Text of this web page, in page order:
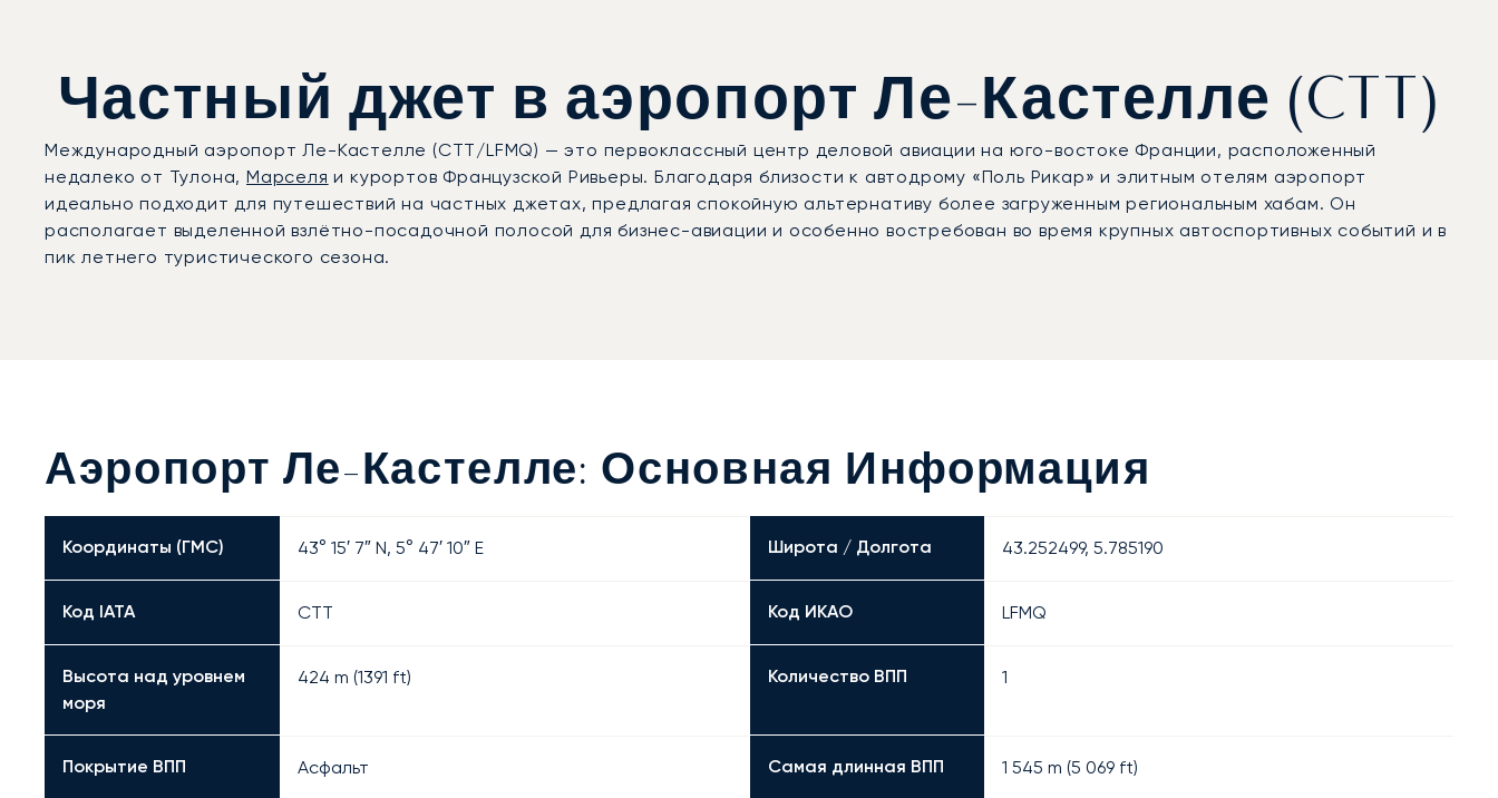
Частный джет в аэропорт Ле-Кастелле (CTT)
Международный аэропорт Ле-Кастелле (CTT/LFMQ) — это первоклассный центр деловой авиации на юго-востоке Франции, расположенный
недалеко от Тулона,Марселя и курортов Французской Ривьеры. Благодаря близости к автодрому «Поль Рикар» и элитным отелям аэропорт
идеально подходит для путешествий на частных джетах, предлагая спокойную альтернативу более загруженным региональным хабам. Он
располагает выделенной взлётно-посадочной полосой для бизнес-авиации и особенно востребован во время крупных автоспортивных событий и в
пик летнего туристического сезона.
Аэропорт Ле-Кастелле: Основная Информация
Координаты (ГМС) 43° 15′ 7″ N, 5° 47′ 10″ E Широта / Долгота 43.252499, 5.785190
Код IATA CTT Код ИКАО LFMQ
Высота над уровнем
моря
424 m (1391 ft) Количество ВПП 1
Покрытие ВПП Асфальт Самая длинная ВПП 1 545 m (5 069 ft)